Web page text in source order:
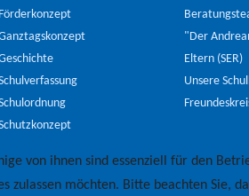
Förderkonzept
"Der
Eltern (SER)
Unsere
von ihnen sind essenziell für den
zulassen möchten. Bitte beachten